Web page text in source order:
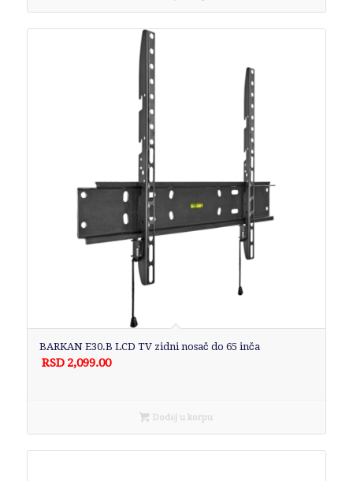
BARKAN E30.B LCD TV zidni nosač do 65 inča
RSD 2,099.00
Dodaj u korpu